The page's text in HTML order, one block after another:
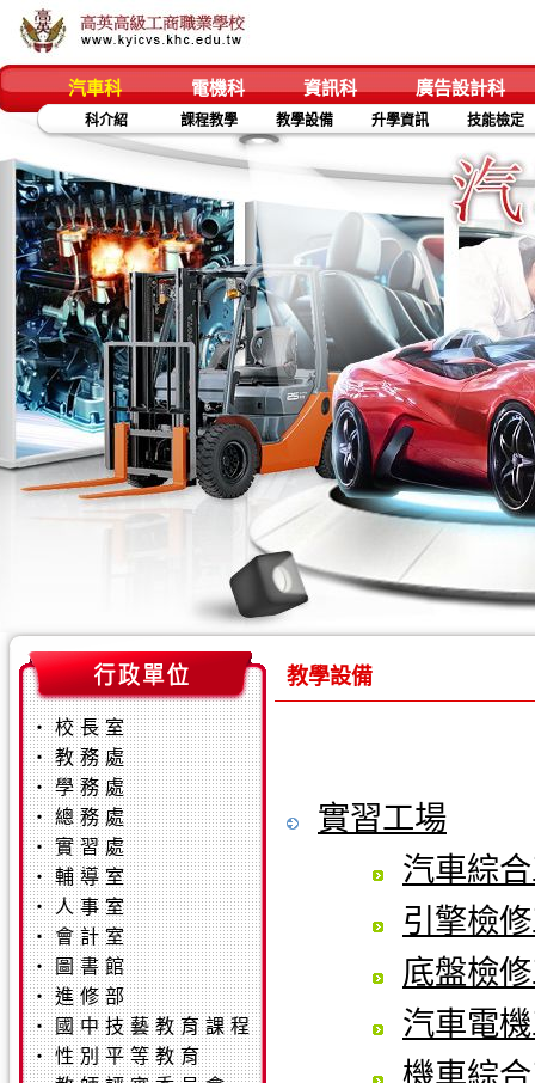
汽車科 電機科 資訊科 廣告設計科
科介紹 課程教學 教學設備 升學資訊 技能檢定
‧校長室
‧教務處
‧學務處
‧總務處
‧實習處
‧輔導室
‧人事室
‧會計室
‧圖書館
‧進修部
‧國中技藝教育課程
‧性別平等教育
教學設備
實習工場
汽車綜
引擎檢
底盤檢
汽車電
機車綜